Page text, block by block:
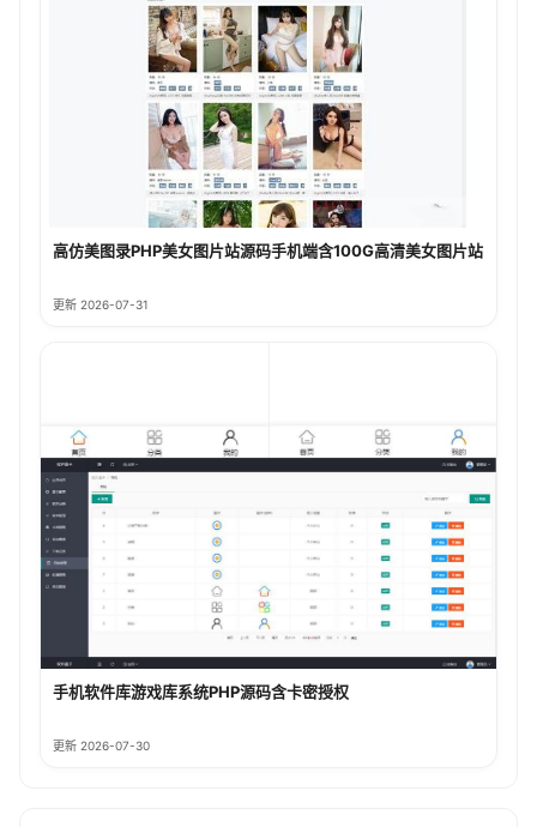
高仿美图录PHP美女图片站源码手机端含100G高清美女图片站
更新 2026-07-31
手机软件库游戏库系统PHP源码含卡密授权
更新 2026-07-30